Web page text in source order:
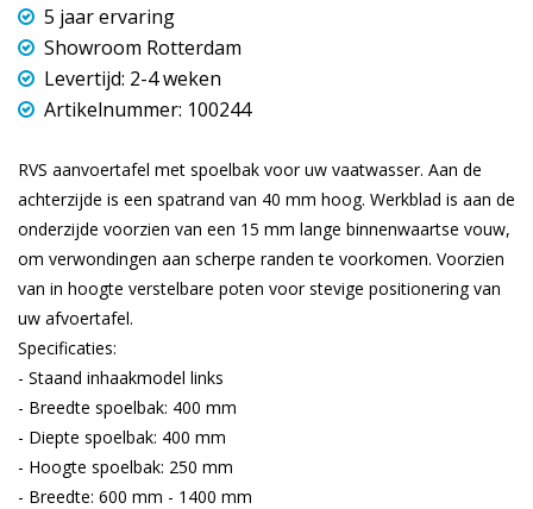
5 jaar ervaring
Showroom Rotterdam
Levertijd: 2-4 weken
Artikelnummer: 100244
RVS aanvoertafel met spoelbak voor uw vaatwasser. Aan de
achterzijde is een spatrand van 40 mm hoog. Werkblad is aan de
onderzijde voorzien van een 15 mm lange binnenwaartse vouw,
om verwondingen aan scherpe randen te voorkomen. Voorzien
van in hoogte verstelbare poten voor stevige positionering van
uw afvoertafel.
Specificaties:
- Staand inhaakmodel links
- Breedte spoelbak: 400 mm
- Diepte spoelbak: 400 mm
- Hoogte spoelbak: 250 mm
- Breedte: 600 mm - 1400 mm